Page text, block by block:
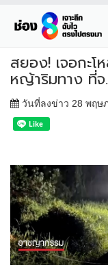
สยอง! เจอกะ
หญ้าริมทาง ที่จ.
วันที่ลงข่าว 28 พฤษ